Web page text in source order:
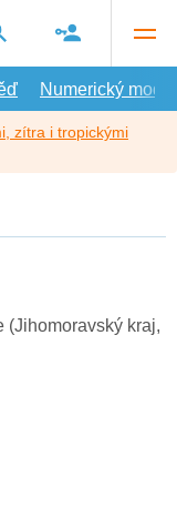
Numerický model
zítra i tropickými
(Jihomoravský kraj,